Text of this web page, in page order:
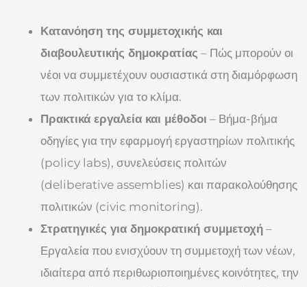
Κατανόηση της συμμετοχικής και
διαβουλευτικής δημοκρατίας – Πώς μπορούν οι
νέοι να συμμετέχουν ουσιαστικά στη διαμόρφωση
των πολιτικών για το κλίμα.
Πρακτικά εργαλεία και μέθοδοι – Βήμα-βήμα
οδηγίες για την εφαρμογή εργαστηρίων πολιτικής
(policy labs), συνελεύσεις πολιτών
(deliberative assemblies) και παρακολούθησης
πολιτικών (civic monitoring).
Στρατηγικές για δημοκρατική συμμετοχή –
Εργαλεία που ενισχύουν τη συμμετοχή των νέων,
ιδιαίτερα από περιθωριοποιημένες κοινότητες, την